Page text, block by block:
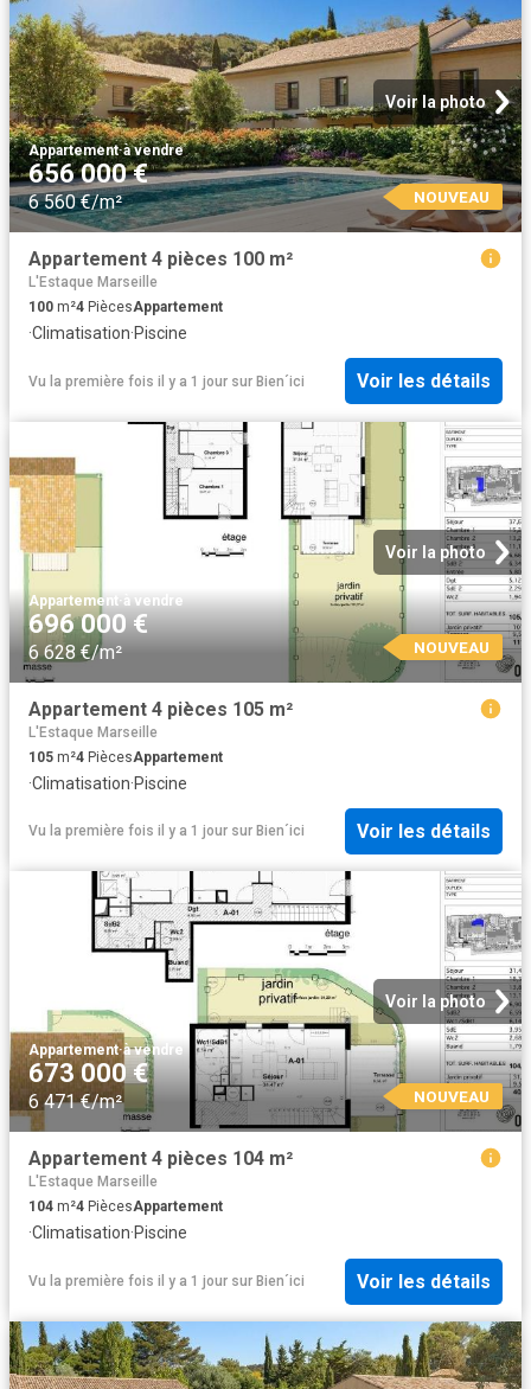
Voir la photo
Appartement·à vendre
656 000 €
6 560 €/m² NOUVEAU
Appartement 4 pièces 100 m²
L'Estaque Marseille
100 m²4 PiècesAppartement
·Climatisation·Piscine
Vu la première fois il y a 1 jour sur Bien´ici Voir les détails
Voir la photo
Appartement· à vendre
696 000 €
6 628 €/m² NOUVEAU
Appartement 4 pièces 105 m²
L'Estaque Marseille
105 m²4 PiècesAppartement
·Climatisation·Piscine
Vu la première fois il y a 1 jour sur Bien´ici Voir les détails
Voir la photo
Appartement·à vendre
673 000 €
6 471 €/m² NOUVEAU
Appartement 4 pièces 104 m²
L'Estaque Marseille
104 m²4 PiècesAppartement
·Climatisation·Piscine
Vu la première fois il y a 1 jour sur Bien´ici Voir les détails